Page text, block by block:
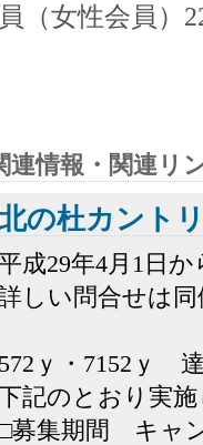
員（女性会員）
連情報・関連リ
の杜カント
成29年4月1日
しい問合せは同
572ｙ・7152ｙ
記のとおり実
募集期間 キャン